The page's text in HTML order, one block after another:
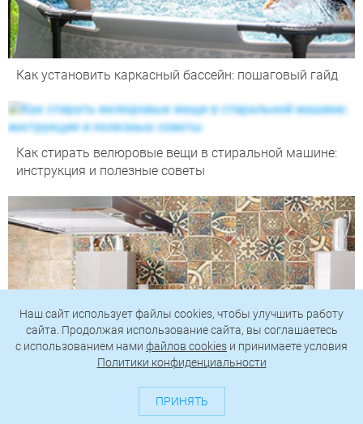
Как установить каркасный бассейн: пошаговый гайд
Как стирать велюровые вещи в стиральной машине:
инструкция и полезные советы
Наш сайт использует файлы cookies, чтобы улучшить работу
сайта. Продолжая использование сайта, вы соглашаетесь
c использованием нами файлов cookies и принимаете условия
Политики конфиденциальности
ПРИНЯТЬ